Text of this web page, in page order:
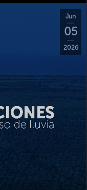
Jun
05
2026